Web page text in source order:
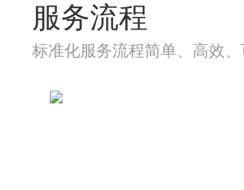
服务流程
标准化服务流程简单、高效